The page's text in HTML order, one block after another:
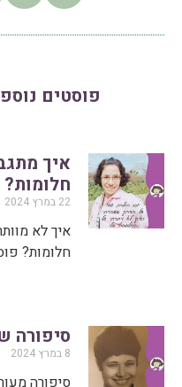
פוסטים
איך
חלומות?
22 במרץ 2024
איך לא
חלומות?
סיפורה
8 במרץ 2024
סיפורה